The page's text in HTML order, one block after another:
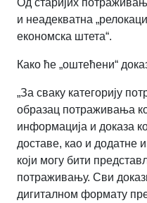
и неадекватна
економска штета“.
Како ће „оштећени“
„За сваку категорију
образац потраживања
информација и доказа
доставе, као и додатне
који могу бити
потраживању. Сви
дигиталном формату